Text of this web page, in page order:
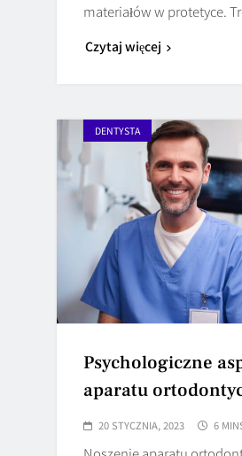
materiałów w protetyce.
Czytaj więcej
DENTYSTA
Psychologiczne
aparatu
20 STYCZNIA, 2023 6